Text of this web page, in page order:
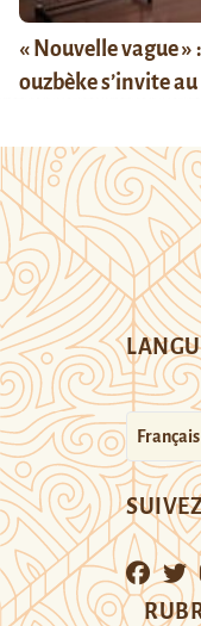
« Nouvelle vague
ouzbèke s’invite
Français